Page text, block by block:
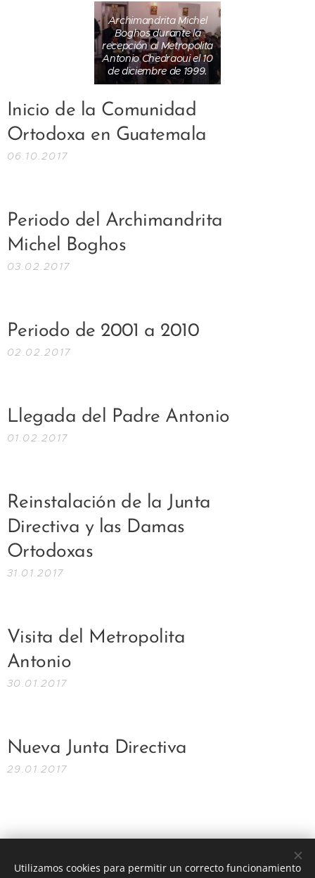
Archimandrita Michel
Boghos durante la
recepción al Metropolita
Antonio Chedraoui el 10
de diciembre de 1999.
Inicio de la Comunidad
Ortodoxa en Guatemala
06.10.2017
Periodo del Archimandrita
Michel Boghos
03.02.2017
Periodo de 2001 a 2010
02.02.2017
Llegada del Padre Antonio
01.02.2017
Reinstalación de la Junta
Directiva y las Damas
Ortodoxas
31.01.2017
Visita del Metropolita
Antonio
30.01.2017
Nueva Junta Directiva
29.01.2017
Utilizamos cookies para permitir un correcto funcionamiento